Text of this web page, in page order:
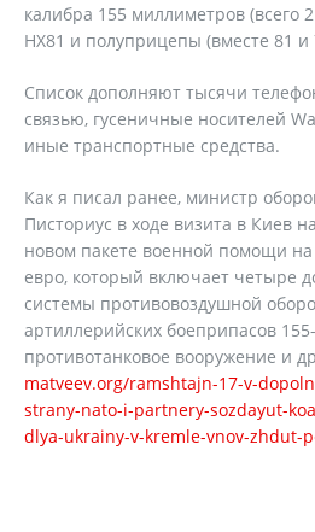
калибра 155 миллиметров (всего
HX81 и полуприцепы (вместе 81 и
Список дополняют тысячи
связью, гусеничные носителей
иные транспортные средства.
Как я писал ранее, министр
Писториус в ходе визита в Киев
новом пакете военной помощи
евро, который включает четыре
системы противовоздушной
артиллерийских боеприпасов
противотанковое вооружение и
matveev.org/ramshtajn-17-v-
strany-nato-i-partnery-sozdayut-
dlya-ukrainy-v-kremle-vnov-zhdut-